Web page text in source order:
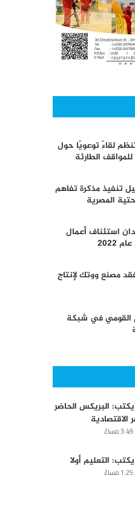
لقاءً توعويًا حول
للمواقف الطارئة
تنفيذ مذكرة تفاهم
المصرية
استئناف أعمال
مصنع ووتك لإنتاج
القومي في شبكة
البريكس الحاضر
التعليم أولا